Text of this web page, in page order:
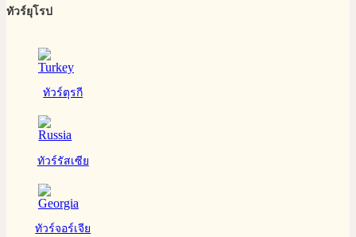
ทัวร์ยุโรป
ทัวร์ตุรกี
ทัวร์รัสเซีย
ทัวร์จอร์เจีย